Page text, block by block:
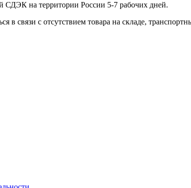
СДЭК на территории России 5-7 рабочих дней.
в связи с отсутствием товара на складе,